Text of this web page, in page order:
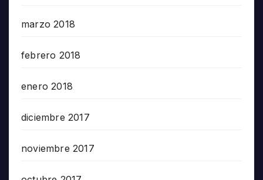
marzo 2018
febrero 2018
enero 2018
diciembre 2017
noviembre 2017